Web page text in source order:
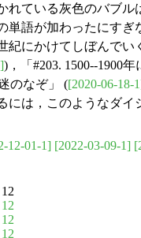
ている灰色のバブル
単語が加わったにす
にかけてしぼんでい
)，「#203. 1500--1900
のなぞ」 ([2020-06-18-
は，このようなダイ
12-01-1] [2022-03-09-1]
12
12
12